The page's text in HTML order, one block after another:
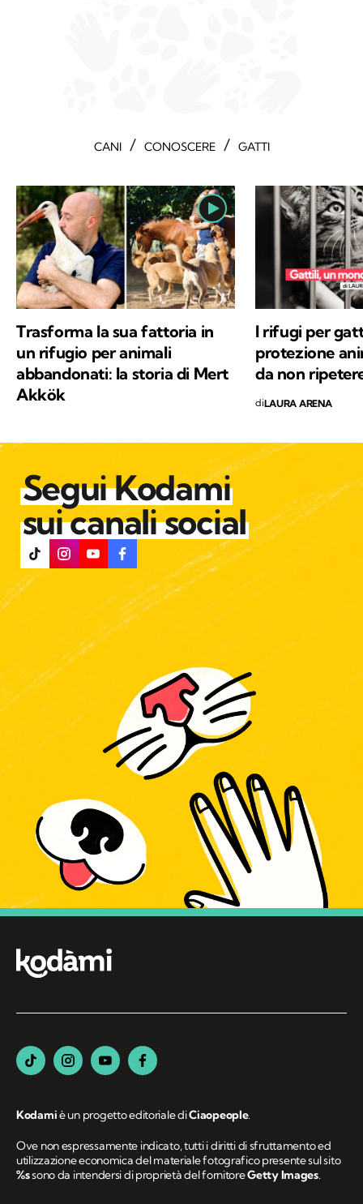
CANI / CONOSCERE / GATTI
Trasforma la sua fattoria in
un rifugio per animali
abbandonati: la storia di Mert
Akkök
I rifugi per
protezione
da non
diLAURA ARENA
Segui Kodami
sui canali social
Kodamiè un progetto editoriale diCiaopeople.
Ove non espressamente indicato, tutti i diritti di sfruttamento ed
utilizzazione economica del materiale fotografico presente sul sito
%ssono da intendersi di proprietà del fornitoreGetty Images.